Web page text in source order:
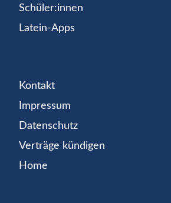
Schüler:innen
Latein-Apps
Kontakt
Impressum
Datenschutz
Verträge kündigen
Home